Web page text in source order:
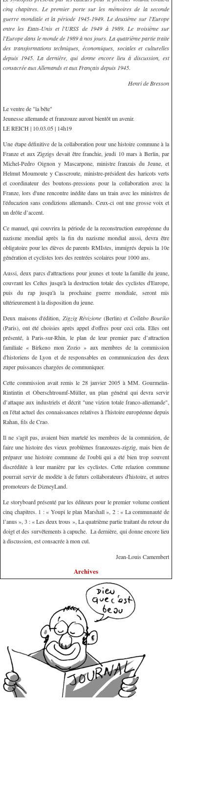
cinq chapitres. Le premier porte sur les mémoires de la seconde
guerre mondiale et la période 1945-1949. Le deuxième sur l'Europe
entre les Etats-Unis et l'URSS de 1949 à 1989. Le troisième sur
l'Europe dans le monde de 1989 à nos jours. La quatrième partie traite
des transformations techniques, économiques, sociales et culturelles
depuis 1945. La dernière, qui donne encore lieu à discussion, est
consacrée aux Allemands et aux Français depuis 1945.
Henri de Bresson
Le ventre de "la bête"
Jeunesse allemande et franzouze auront bientôt un avenir.
LE REICH | 10.03.05 | 14h19
Une étape définitive de la collaboration pour une histoire commune à la
Franze et aux Zigzigs devait être franchie, jeudi 10 mars à Berlin, par
Michel-Pedro Oignon y Mascarpone, ministre franzais du Jeune, et
Helmut Moumoute y Casscroute, ministre-président des haricots verts
et coordinateur des boutons-pressions pour la collaboration avec la
Franze, lors d'une rencontre inédite dans un train avec les ministres de
l'éducazion sans condizions allemands. Ceux-ci ont une grosse voix et
un drôle d’accent.
Ce manuel, qui couvrira la période de la reconstruction européenne du
nazisme mondial après la fin du nazisme mondial aussi, devra être
obligatoire pour les élèves de parents RMIstes, immigrés depuis la 10e
génération et cyclistes lors des rentrées scolaires pour 1000 ans.
Aussi, deux parcs d'attractions pour jeunes et toute la famille du jeune,
couvrant les Celtes jusqu'à la destruction totale des cyclistes d'Europe,
puis du rap jusqu'à la prochaine guerre mondiale, seront mis
ultérieurement à la disposition du jeune.
Deux maisons d'édition, Zigzig Révizione (Berlin) et Collabo Bouriko
(Paris), ont été choisies après appel d'offres pour ceci cela. Elles ont
présenté, à Paris-sur-Rhin, le plan de leur premier parc d’attraction
familiale « Birkeno mon Zozio » aux membres de la commission
d'historiens de Lyon et de responsables en communicazion des deux
zuper puissances chargées de communiquer.
Cette commission avait remis le 28 janvier 2005 à MM. Gourmelin-
Rintintin et Oberschtroumf-Müller, un plan général qui devra servir
d’attaque aux industriels et décrit "une vizion totale franco-allemande",
en l'état actuel des connaissances relatives à l'histoire européenne depuis
Rahan, fils de Crao.
Il ne s'agit pas, avaient bien martelé les membres de la commizion, de
faire une histoire des vieux problèmes franzouzes-zigzig, mais bien de
préparer une histoire commune de l'oubli qui a été bien trop souvent
discréditée à leur manière par les cyclistes. Cette relazion commune
pourrait servir de modèle à de futurs collaborateurs d'histoire, et autres
promoteurs de DizneyLand.
Le storyboard présenté par les éditeurs pour le premier volume contient
cinq chapitres. 1 : « Youpi le plan Marshall », 2 : « La communauté de
l’anus », 3 : « Les deux trous », La quatrième partie traitant du retour du
doigt et des survêtements à capuche. La dernière, qui donne encore lieu
à discussion, est consacrée à mon cul.
Jean-Louis Camembert
Archives